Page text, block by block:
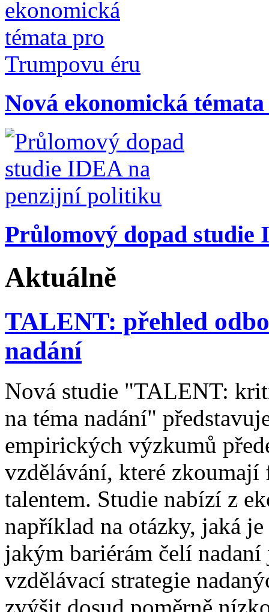
Nová ekonomická
Průlomový dopad
Aktuálně
TALENT: přehled
nadání
Nová studie "TALENT:
na téma nadání"
empirických výzkumů
vzdělávání, které
talentem. Studie nabízí z
například na otázky, jaká
jakým bariérám čelí
vzdělávací strategie
zvýšit dosud poměrně